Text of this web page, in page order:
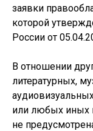
заявки
которой
России от
В отношении
литературных,
или любых иных
не